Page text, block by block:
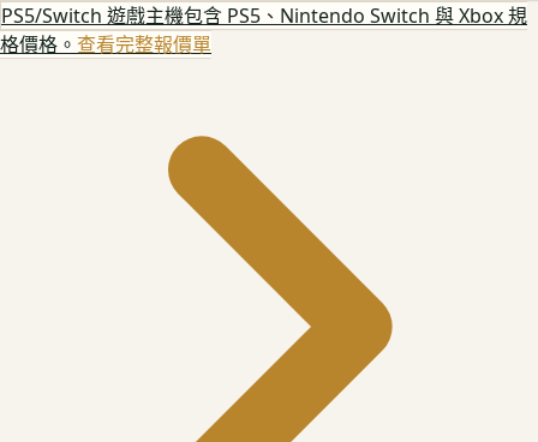
PS5/Switch 遊戲主機包含 PS5、Nintendo Switch 與 Xbox 規
格價格。 查看完整報價單